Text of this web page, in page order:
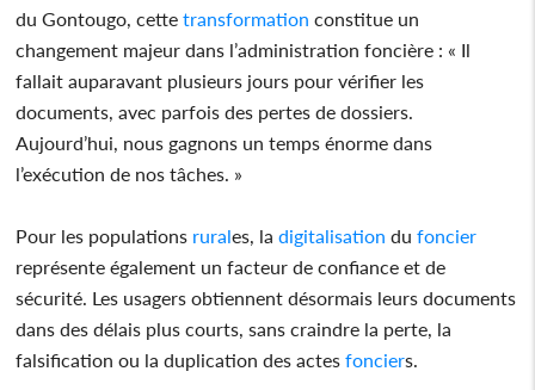
du Gontougo, cette transformation constitue un
changement majeur dans l’administration foncière : « Il
fallait auparavant plusieurs jours pour vérifier les
documents, avec parfois des pertes de dossiers.
Aujourd’hui, nous gagnons un temps énorme dans
l’exécution de nos tâches. »
Pour les populations rurales, la digitalisation du foncier
représente également un facteur de confiance et de
sécurité. Les usagers obtiennent désormais leurs documents
dans des délais plus courts, sans craindre la perte, la
falsification ou la duplication des actes fonciers.